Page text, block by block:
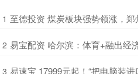
1 至德投资 煤炭板块强势领涨，
2 易宝配资 哈尔滨：体育+融出经
3 易速宝 17999元起！“把电脑装进